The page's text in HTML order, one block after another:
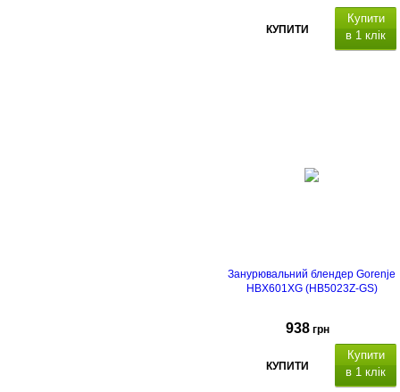
КУПИТИ
Купити
в 1 клік
Занурювальний блендер Gorenje
HBX601XG (HB5023Z-GS)
938 грн
КУПИТИ
Купити
в 1 клік